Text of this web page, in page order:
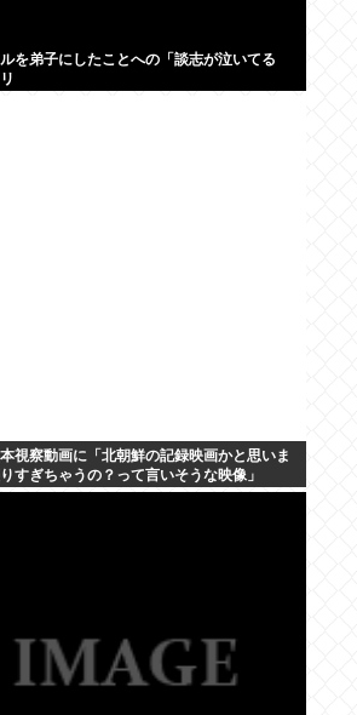
を弟子にしたことへの「談志が泣いてる
視察動画に「北朝鮮の記録映画かと思いま
すぎちゃうの？って言いそうな映像」